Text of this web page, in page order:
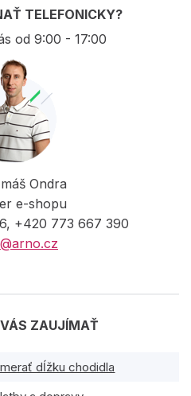
TELEFONICKY?
od 9:00 - 17:00
Ondra
e-shopu
+420 773 667 390
ZAUJÍMAŤ
dĺžku chodidla